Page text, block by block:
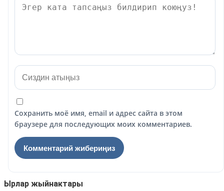
Сохранить моё имя, email и адрес сайта в этом
браузере для последующих моих комментариев.
Ырлар жыйнактары